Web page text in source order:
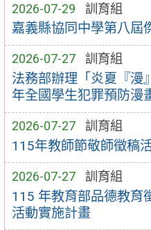
2026-07-29 訓育組
嘉義縣協同中學第八屆
2026-07-27 訓育組
法務部辦理「炎夏『漫
年全國學生犯罪預防漫
2026-07-27 訓育組
115年教師節敬師徵稿
2026-07-27 訓育組
115 年教育部品德教育
活動實施計畫